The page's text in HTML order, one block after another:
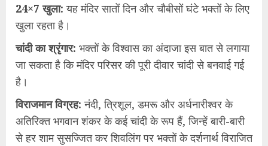
​24×7 खुला: यह मंदिर सातों दिन और चौबीसों घंटे भक्तों के लिए
खुला रहता है।
​चांदी का श्रृंगार: भक्तों के विश्वास का अंदाजा इस बात से लगाया
जा सकता है कि मंदिर परिसर की पूरी दीवार चांदी से बनवाई गई
है।
​विराजमान विग्रह: नंदी, त्रिशूल, डमरू और अर्धनारीश्वर के
अतिरिक्त भगवान शंकर के कई चांदी के रूप हैं, जिन्हें बारी-बारी
से हर शाम सुसज्जित कर शिवलिंग पर भक्तों के दर्शनार्थ विराजित